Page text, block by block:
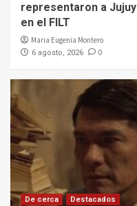
representaron a Jujuy
en el FILT
Maria Eugenia Montero
6 agosto, 2026 0
De cerca
Destacados